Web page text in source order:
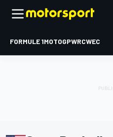
FORMULE 1MOTOGPWRCWEC